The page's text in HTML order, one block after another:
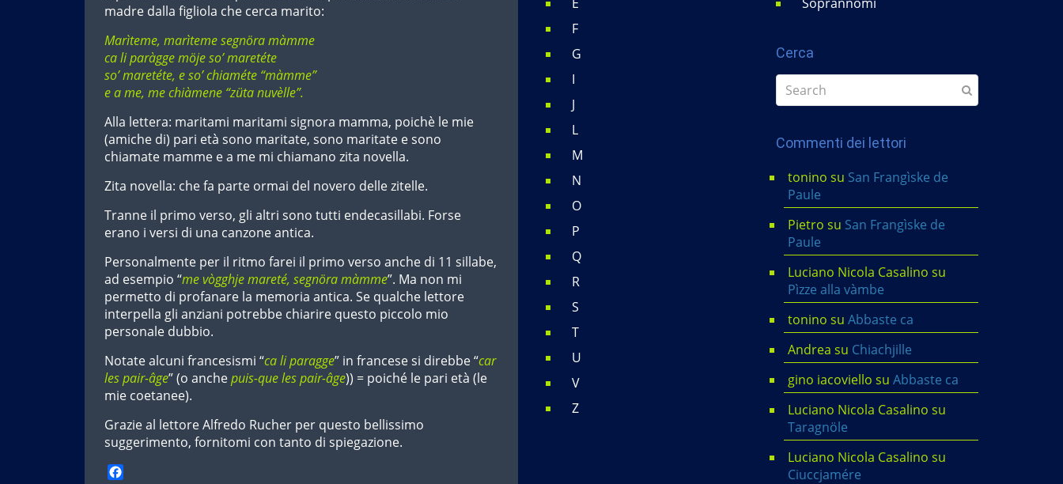
madre dalla figliola che cerca marito:
Marìteme, marìteme segnöra màmme
ca li paràgge möje so’ maretéte
so’ maretéte, e so’ chiaméte “màmme”
e a me, me chiàmene “züta nuvèlle”.
Alla lettera: maritami maritami signora mamma, poichè le mie
(amiche di) pari età sono maritate, sono maritate e sono
chiamate mamme e a me mi chiamano zita novella.
Zita novella: che fa parte ormai del novero delle zitelle.
Tranne il primo verso, gli altri sono tutti endecasillabi. Forse
erano i versi di una canzone antica.
Personalmente per il ritmo farei il primo verso anche di 11 sillabe,
ad esempio “me vògghje mareté, segnöra màmme”. Ma non mi
permetto di profanare la memoria antica. Se qualche lettore
interpella gli anziani potrebbe chiarire questo piccolo mio
personale dubbio.
Notate alcuni francesismi “ca li paragge” in francese si direbbe “car
les pair-âge” (o anchepuis-que les pair-âge)) = poiché le pari età (le
mie coetanee).
Grazie al lettore Alfredo Rucher per questo bellissimo
suggerimento, fornitomi con tanto di spiegazione.
F
G
I
J
L
M
N
O
P
Q
R
S
T
U
V
Z
Cerca
Commenti dei lettori
tonino su San Frangìske de
Paule
Pietro su San Frangìske de
Paule
Luciano Nicola Casalino su
Pìzze alla vàmbe
tonino su Abbaste ca
Andrea su Chiachjille
gino iacoviello su Abbaste ca
Luciano Nicola Casalino su
Taragnöle
Luciano Nicola Casalino su
Ciuccjamére